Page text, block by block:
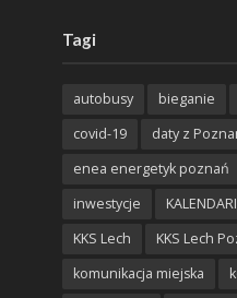
Tagi
autobusy bieganie
covid-19
daty z
enea energetyk poznań
inwestycje
KKS Lech
KKS Lech
komunikacja miejska